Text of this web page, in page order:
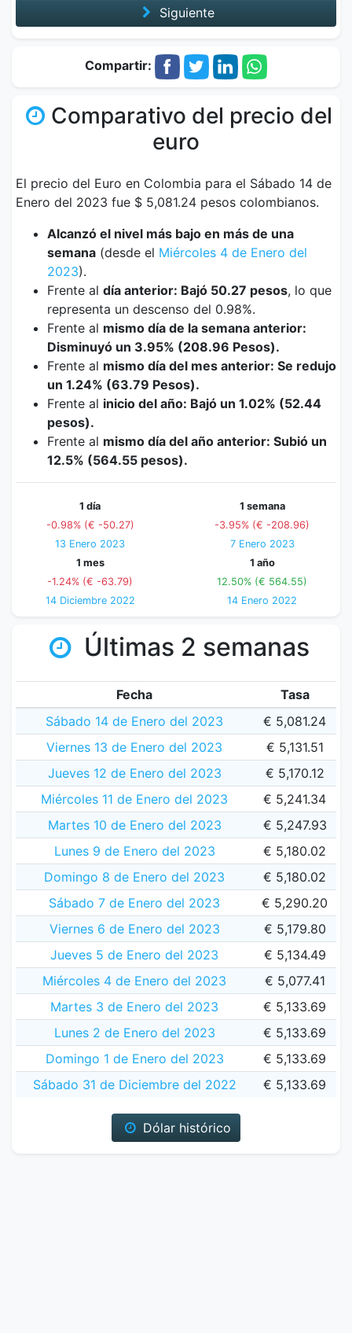
Siguiente
Compartir:
Comparativo del precio del
euro
El precio del Euro en Colombia para el Sábado 14 de
Enero del 2023 fue $ 5,081.24 pesos colombianos.
Alcanzó el nivel más bajo en más de una
semana (desde el Miércoles 4 de Enero del
2023).
Frente al día anterior: Bajó 50.27 pesos, lo que
representa un descenso del 0.98%.
Frente al mismo día de la semana anterior:
Disminuyó un 3.95% (208.96 Pesos).
Frente al mismo día del mes anterior: Se redujo
un 1.24% (63.79 Pesos).
Frente al inicio del año: Bajó un 1.02% (52.44
pesos).
Frente al mismo día del año anterior: Subió un
12.5% (564.55 pesos).
1 día
-0.98% (€ -50.27)
13 Enero 2023
1 semana
-3.95% (€ -208.96)
7 Enero 2023
1 mes
-1.24% (€ -63.79)
14 Diciembre 2022
1 año
12.50% (€ 564.55)
14 Enero 2022
Últimas 2 semanas
Fecha
Tasa
Sábado 14 de Enero del 2023
€ 5,081.24
Viernes 13 de Enero del 2023
€ 5,131.51
Jueves 12 de Enero del 2023
€ 5,170.12
Miércoles 11 de Enero del 2023
€ 5,241.34
Martes 10 de Enero del 2023
€ 5,247.93
Lunes 9 de Enero del 2023
€ 5,180.02
Domingo 8 de Enero del 2023
€ 5,180.02
Sábado 7 de Enero del 2023
€ 5,290.20
Viernes 6 de Enero del 2023
€ 5,179.80
Jueves 5 de Enero del 2023
€ 5,134.49
Miércoles 4 de Enero del 2023
€ 5,077.41
Martes 3 de Enero del 2023
€ 5,133.69
Lunes 2 de Enero del 2023
€ 5,133.69
Domingo 1 de Enero del 2023
€ 5,133.69
Sábado 31 de Diciembre del 2022
€ 5,133.69
Dólar histórico